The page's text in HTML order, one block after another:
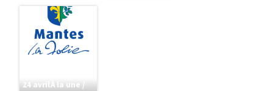
24 avril À la une /